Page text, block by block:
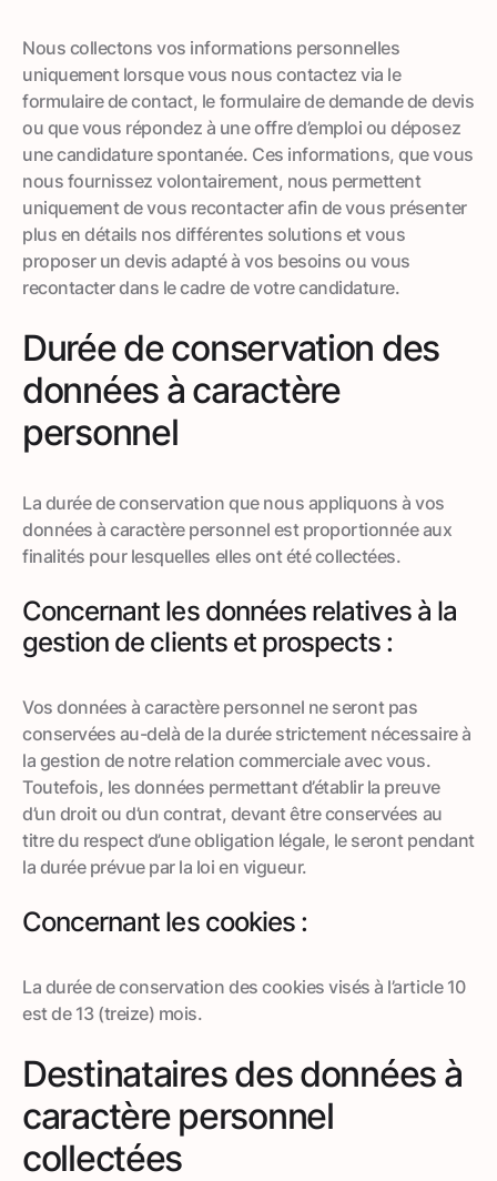
Nous collectons vos informations personnelles
uniquement lorsque vous nous contactez via le
formulaire de contact, le formulaire de demande de devis
ou que vous répondez à une offre d’emploi ou déposez
une candidature spontanée. Ces informations, que vous
nous fournissez volontairement, nous permettent
uniquement de vous recontacter afin de vous présenter
plus en détails nos différentes solutions et vous
proposer un devis adapté à vos besoins ou vous
recontacter dans le cadre de votre candidature.
Durée de conservation des
données à caractère
personnel
La durée de conservation que nous appliquons à vos
données à caractère personnel est proportionnée aux
finalités pour lesquelles elles ont été collectées.
Concernant les données relatives à la
gestion de clients et prospects :
Vos données à caractère personnel ne seront pas
conservées au-delà de la durée strictement nécessaire à
la gestion de notre relation commerciale avec vous.
Toutefois, les données permettant d’établir la preuve
d’un droit ou d’un contrat, devant être conservées au
titre du respect d’une obligation légale, le seront pendant
la durée prévue par la loi en vigueur.
Concernant les cookies :
La durée de conservation des cookies visés à l’article 10
est de 13 (treize) mois.
Destinataires des données à
caractère personnel
collectées